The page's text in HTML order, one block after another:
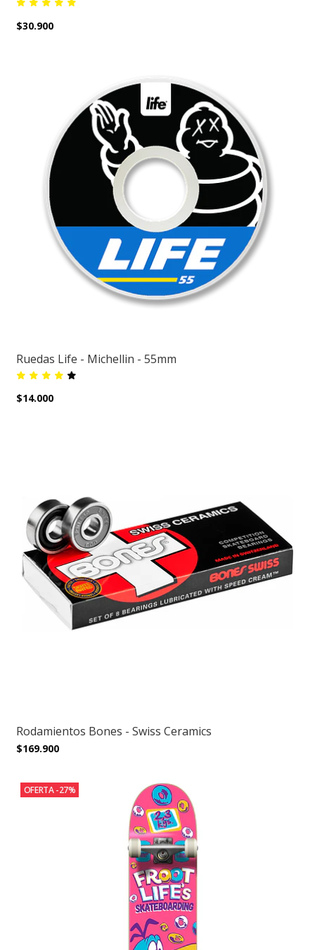
$30.900
Ruedas Life - Michellin - 55mm
$14.000
Rodamientos Bones - Swiss Ceramics
$169.900
OFERTA -27%